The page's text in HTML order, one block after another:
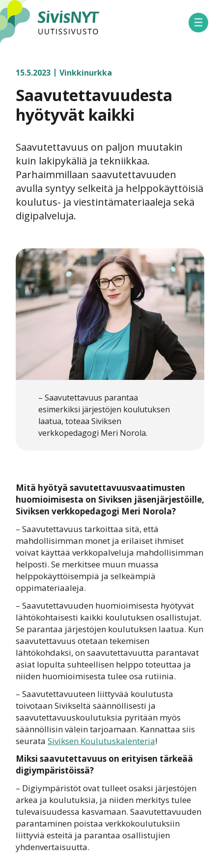
SivisNYT
Avaa
15.5.2023 Vinkkinurkka
Saavutettavuudesta
hyötyvät kaikki
Saavutettavuus on paljon muutakin
kuin lakipykäliä ja tekniikkaa.
Parhaimmillaan saavutettavuuden
avulla syntyy selkeitä ja helppokäyttöisiä
koulutus- ja viestintämateriaaleja sekä
digipalveluja.
– Saavutettavuus parantaa
esimerkiksi järjestöjen koulutuksen
laatua, toteaa Siviksen
verkkopedagogi Meri Norola.
Mitä hyötyä savutettavuusvaatimusten
huomioimisesta on Siviksen jäsenjärjestöille,
Siviksen verkkopedagogi Meri Norola?
– Saavutettavuus tarkoittaa sitä, että
mahdollisimman monet ja erilaiset ihmiset
voivat käyttää verkkopalveluja mahdollisimman
helposti. Se merkitsee muun muassa
helppokäyttöisempiä ja selkeämpiä
oppimateriaaleja.
– Saavutettavuuden huomioimisesta hyötyvät
lähtökohtaisesti kaikki koulutuksen osallistujat.
Se parantaa järjestöjen koulutuksen laatua. Kun
saavutettavuus otetaan tekemisen
lähtökohdaksi, on saavutettavuutta parantavat
asiat lopulta suhteellisen helppo toteuttaa ja
niiden huomioimisesta tulee osa rutiinia.
– Saavutettavuuteen liittyvää koulutusta
toivotaan Sivikseltä säännöllisesti ja
saavutettavuuskoulutuksia pyritään myös
säännöllisin välein tarjoamaan. Kannattaa siis
seurata Siviksen Koulutuskalenteria!
Miksi saavutettavuus on erityisen tärkeää
digiympäristöissä?
– Digiympäristöt ovat tulleet osaksi järjestöjen
arkea ja koulutuksia, ja niiden merkitys tulee
tulevaisuudessa kasvamaan. Saavutettavuuden
parantaminen poistaa verkkokoulutuksiin
liittyviä esteitä ja parantaa osallistujien
yhdenvertaisuutta.